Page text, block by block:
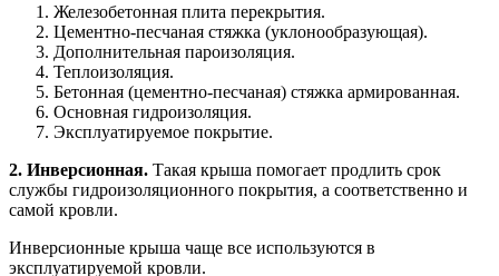
Железобетонная плита перекрытия.
Цементно-песчаная стяжка (уклонообразующая).
Дополнительная пароизоляция.
Теплоизоляция.
Бетонная (цементно-песчаная) стяжка армированная.
Основная гидроизоляция.
Эксплуатируемое покрытие.
2. Инверсионная. Такая крыша помогает продлить срок
службы гидроизоляционного покрытия, а соответственно и
самой кровли.
Инверсионные крыша чаще все используются в
эксплуатируемой кровли.